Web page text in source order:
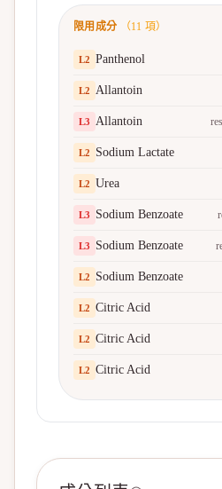
限用成分 （11 項）
L2 Panthenol
L2 Allantoin
L3 Allantoin
L2 Sodium Lactate
L2 Urea
L3 Sodium Benzoate
L3 Sodium Benzoate
L2 Sodium Benzoate
L2 Citric Acid
L2 Citric Acid
L2 Citric Acid